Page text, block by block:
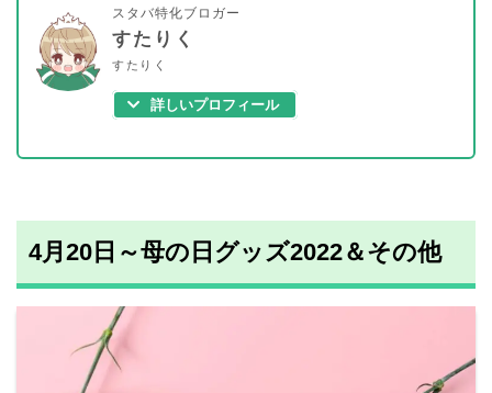
スタバ特化ブロガー
すたりく
すたりく
詳しいプロフィール
4月20日～母の日グッズ2022＆その他